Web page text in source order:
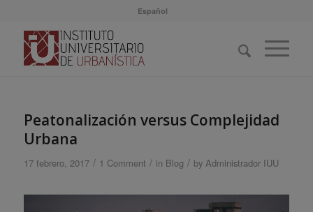
Español
Peatonalización versus Complejidad
Urbana
17 febrero, 2017 / 1 Comment / in Blog / by Administrador IUU